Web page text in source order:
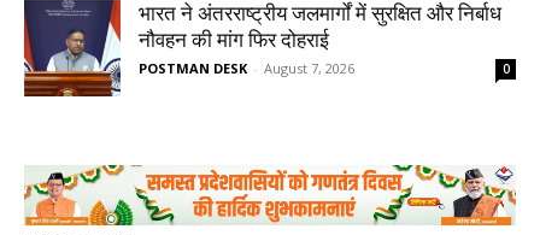
भारत ने अंतरराष्ट्रीय जलमार्गों में सुरक्षित और निर्बाध
नौवहन की मांग फिर दोहराई
POSTMAN DESK - August 7, 2026 0